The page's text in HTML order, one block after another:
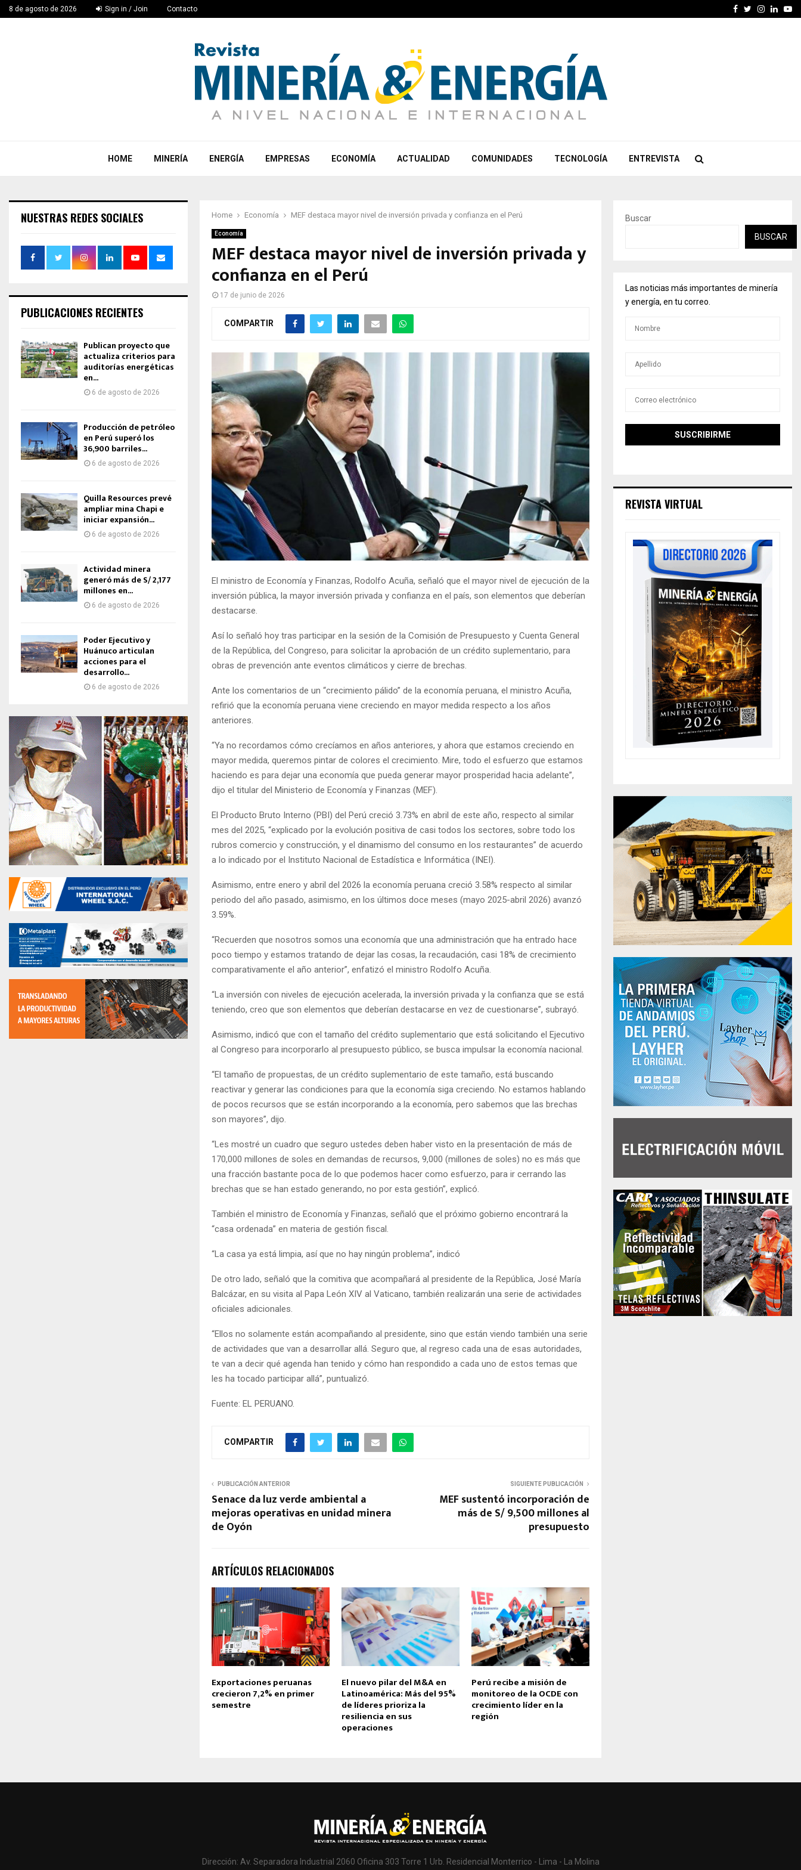
8 de agosto de 2026 Sign in / Join Contacto Facebook
Twitter
HOME MINERÍA ENERGÍA EMPRESAS ECONOMÍA ACTUALIDAD COMUNIDADES TECNOLOGÍA ENTREVISTA
Home Economía MEF destaca mayor nivel de inversión privada y confianza en el Perú
Economía
MEF destaca mayor nivel de inversión privada y
confianza en el Perú
17 de junio de 2026
COMPARTIR
El ministro de Economía y Finanzas, Rodolfo Acuña, señaló que el mayor nivel de ejecución de la
inversión pública, la mayor inversión privada y confianza en el país, son elementos que deberían
destacarse.
Así lo señaló hoy tras participar en la sesión de la Comisión de Presupuesto y Cuenta General
de la República, del Congreso, para solicitar la aprobación de un crédito suplementario, para
obras de prevención ante eventos climáticos y cierre de brechas.
Ante los comentarios de un “crecimiento pálido” de la economía peruana, el ministro Acuña,
refirió que la economía peruana viene creciendo en mayor medida respecto a los años
anteriores.
“Ya no recordamos cómo crecíamos en años anteriores, y ahora que estamos creciendo en
mayor medida, queremos pintar de colores el crecimiento. Mire, todo el esfuerzo que estamos
haciendo es para dejar una economía que pueda generar mayor prosperidad hacia adelante”,
dijo el titular del Ministerio de Economía y Finanzas (MEF).
El Producto Bruto Interno (PBI) del Perú creció 3.73% en abril de este año, respecto al similar
mes del 2025, “explicado por la evolución positiva de casi todos los sectores, sobre todo los
rubros comercio y construcción, y el dinamismo del consumo en los restaurantes” de acuerdo
a lo indicado por el Instituto Nacional de Estadística e Informática (INEI).
Asimismo, entre enero y abril del 2026 la economía peruana creció 3.58% respecto al similar
periodo del año pasado, asimismo, en los últimos doce meses (mayo 2025-abril 2026) avanzó
3.59%.
“Recuerden que nosotros somos una economía que una administración que ha entrado hace
poco tiempo y estamos tratando de dejar las cosas, la recaudación, casi 18% de crecimiento
comparativamente el año anterior”, enfatizó el ministro Rodolfo Acuña.
“La inversión con niveles de ejecución acelerada, la inversión privada y la confianza que se está
teniendo, creo que son elementos que deberían destacarse en vez de cuestionarse”, subrayó.
Asimismo, indicó que con el tamaño del crédito suplementario que está solicitando el Ejecutivo
al Congreso para incorporarlo al presupuesto público, se busca impulsar la economía nacional.
“El tamaño de propuestas, de un crédito suplementario de este tamaño, está buscando
reactivar y generar las condiciones para que la economía siga creciendo. No estamos hablando
de pocos recursos que se están incorporando a la economía, pero sabemos que las brechas
son mayores”, dijo.
“Les mostré un cuadro que seguro ustedes deben haber visto en la presentación de más de
170,000 millones de soles en demandas de recursos, 9,000 (millones de soles) no es más que
una fracción bastante poca de lo que podemos hacer como esfuerzo, para ir cerrando las
brechas que se han estado generando, no por esta gestión”, explicó.
También el ministro de Economía y Finanzas, señaló que el próximo gobierno encontrará la
“casa ordenada” en materia de gestión fiscal.
“La casa ya está limpia, así que no hay ningún problema”, indicó
De otro lado, señaló que la comitiva que acompañará al presidente de la República, José María
Balcázar, en su visita al Papa León XIV al Vaticano, también realizarán una serie de actividades
oficiales adicionales.
“Ellos no solamente están acompañando al presidente, sino que están viendo también una serie
de actividades que van a desarrollar allá. Seguro que, al regreso cada una de esas autoridades,
te van a decir qué agenda han tenido y cómo han respondido a cada uno de estos temas que
les ha tocado participar allá”, puntualizó.
Fuente: EL PERUANO.
COMPARTIR
PUBLICACIÓN ANTERIOR
Senace da luz verde ambiental a
mejoras operativas en unidad minera
de Oyón
SIGUIENTE PUBLICACIÓN
MEF sustentó incorporación de
más de S/ 9,500 millones al
presupuesto
ARTÍCULOS RELACIONADOS
Exportaciones peruanas
crecieron 7,2% en primer
semestre
El nuevo pilar del M&A en
Latinoamérica: Más del 95%
de líderes prioriza la
resiliencia en sus
operaciones
Perú recibe a misión de
monitoreo de la OCDE con
crecimiento líder en la
región
NUESTRAS REDES SOCIALES
PUBLICACIONES RECIENTES
Publican proyecto que
actualiza criterios para
auditorías energéticas
en...
6 de agosto de 2026
Producción de petróleo
en Perú superó los
36,900 barriles...
6 de agosto de 2026
Quilla Resources prevé
ampliar mina Chapi e
iniciar expansión...
6 de agosto de 2026
Actividad minera
generó más de S/ 2,177
millones en...
6 de agosto de 2026
Poder Ejecutivo y
Huánuco articulan
acciones para el
desarrollo...
6 de agosto de 2026
Buscar
BUSCAR
Las noticias más importantes de minería
y energía, en tu correo.
REVISTA VIRTUAL
Dirección: Av. Separadora Industrial 2060 Oficina 303 Torre 1 Urb. Residencial Monterrico - Lima - La Molina